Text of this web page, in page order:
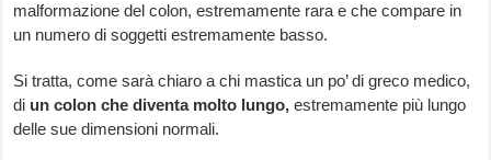
malformazione del colon, estremamente rara e che compare in
un numero di soggetti estremamente basso.
Si tratta, come sarà chiaro a chi mastica un po’ di greco medico,
di un colon che diventa molto lungo, estremamente più lungo
delle sue dimensioni normali.